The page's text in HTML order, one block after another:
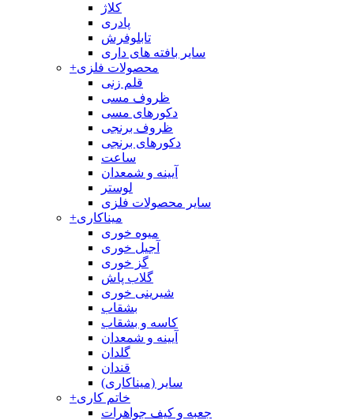
کلاژ
پادری
تابلوفرش
سایر بافته های داری
+محصولات فلزی
قلم زنی
ظروف مسی
دکورهای مسی
ظروف برنجی
دکورهای برنجی
ساعت
آیینه و شمعدان
لوستر
سایر محصولات فلزی
+میناکاری
میوه خوری
آجیل خوری
گز خوری
گلاب پاش
شیرینی خوری
بشقاب
کاسه و بشقاب
آیینه و شمعدان
گلدان
قندان
سایر (میناکاری)
+خاتم کاری
جعبه و کیف جواهرات